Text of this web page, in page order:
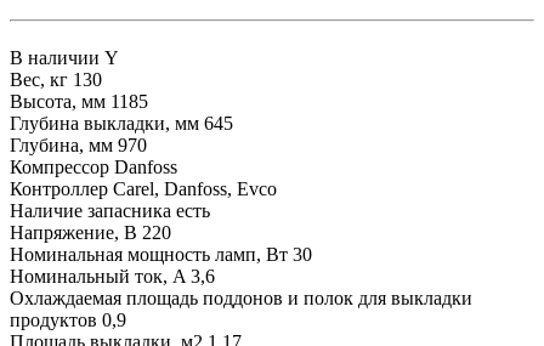
В наличии Y
Вес, кг 130
Высота, мм 1185
Глубина выкладки, мм 645
Глубина, мм 970
Компрессор Danfoss
Контроллер Carel, Danfoss, Evco
Наличие запасника есть
Напряжение, В 220
Номинальная мощность ламп, Вт 30
Номинальный ток, A 3,6
Охлаждаемая площадь поддонов и полок для выкладки
продуктов 0,9